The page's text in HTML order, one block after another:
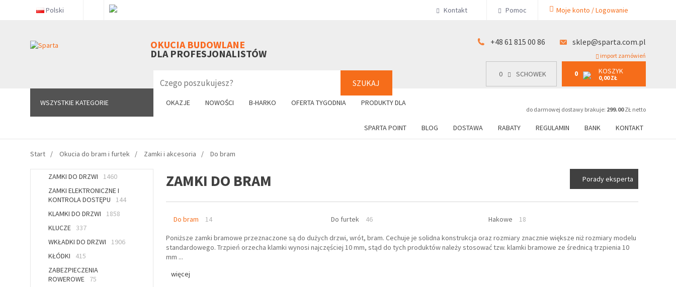
Polski Kontakt Pomoc Moje konto / Logowanie
OKUCIA BUDOWLANE
DLA PROFESJONALISTÓW
SZUKAJ
+48 61 815 00 86 sklep@sparta.com.pl
import zamówień
0 SCHOWEK 0 KOSZYK
0,00 ZŁ
do darmowej dostawy brakuje: 299.00ZŁ netto
WSZYSTKIE KATEGORIE OKAZJE NOWOŚCI B-HARKO OFERTA TYGODNIA PRODUKTY DLA
SPARTA POINT BLOG DOSTAWA RABATY REGULAMIN BANK KONTAKT
WSZYSTKIE KATEGORIE 0 SCHOWEK 0 KOSZYK
0,00 ZŁ
+48 61 815 00 86
Start Okucia do bram i furtek Zamki i akcesoria Do bram
ZAMKI DO DRZWI
1460
ZAMKI ELEKTRONICZNE I
KONTROLA DOSTĘPU
144
KLAMKI DO DRZWI
1858
KLUCZE
337
WKŁADKI DO DRZWI
1906
KŁÓDKI
415
ZABEZPIECZENIA
ROWEROWE
75
ZAMKI DO BRAM Porady eksperta
Do bram 14 Do furtek 46 Hakowe 18
Poniższe zamki bramowe przeznaczone są do dużych drzwi, wrót, bram. Cechuje je solidna konstrukcja oraz rozmiary znacznie większe niż rozmiary modelu
standardowego. Trzpień orzecha klamki wynosi najczęściej 10 mm, stąd do tych produktów należy stosować tzw. klamki bramowe ze średnicą trzpienia 10
mm ...
więcej